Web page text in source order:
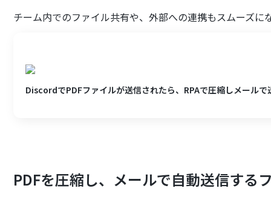
チーム内でのファイル共有や、外部への連携もスムーズ
DiscordでPDFファイルが送信されたら、RPAで圧縮しメールで
PDFを圧縮し、メールで自動送信する